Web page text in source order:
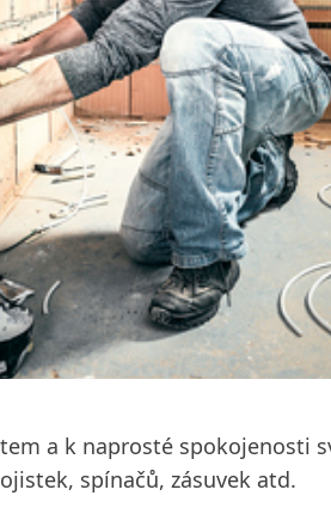
a k naprosté spokojenosti
spínačů, zásuvek atd.